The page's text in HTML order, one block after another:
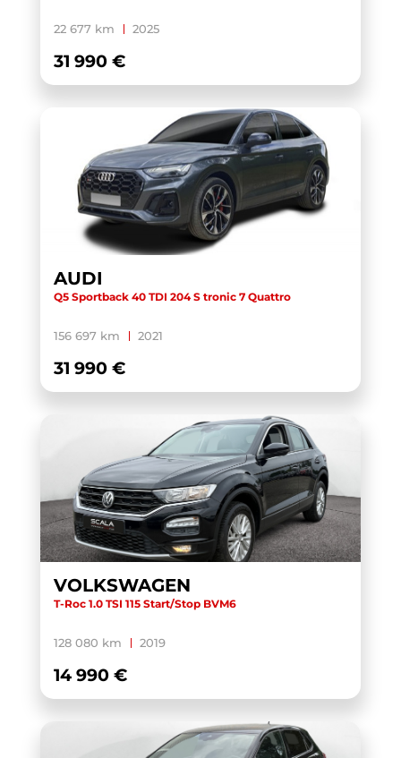
YARIS CROSS HYBRIDE MY21
22 677 km 2025
31 990 €
AUDI
Q5 Sportback 40 TDI 204 S tronic 7 Quattro
156 697 km 2021
31 990 €
VOLKSWAGEN
T-Roc 1.0 TSI 115 Start/Stop BVM6
128 080 km 2019
14 990 €